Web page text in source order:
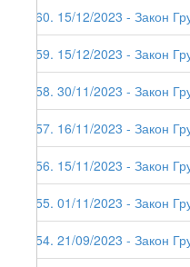
260. 15/12/2023 - Закон
259. 15/12/2023 - Закон
258. 30/11/2023 - Закон
257. 16/11/2023 - Закон
256. 15/11/2023 - Закон
255. 01/11/2023 - Закон
254. 21/09/2023 - Закон